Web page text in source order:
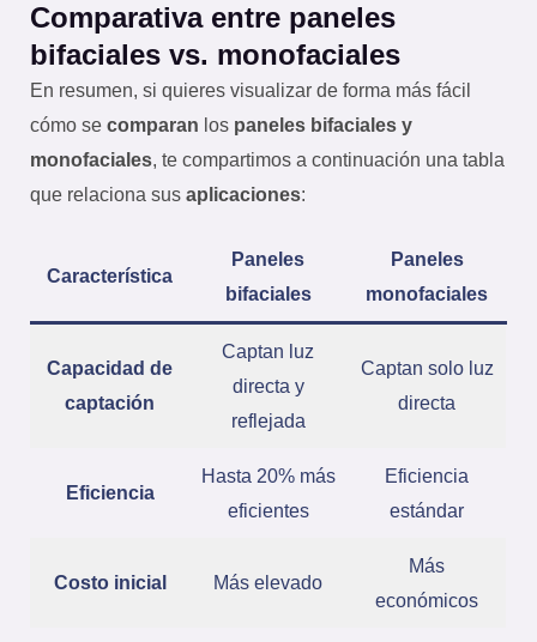
Comparativa entre paneles
bifaciales vs. monofaciales
En resumen, si quieres visualizar de forma más fácil
cómo se comparan los paneles bifaciales y
monofaciales, te compartimos a continuación una tabla
que relaciona sus aplicaciones:
Característica
Paneles
bifaciales
Paneles
monofaciales
Capacidad de
captación
Captan luz
directa y
reflejada
Captan solo luz
directa
Eficiencia
Hasta 20% más
eficientes
Eficiencia
estándar
Costo inicial Más elevado
Más
económicos